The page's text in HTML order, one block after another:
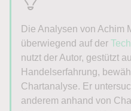
Die Analysen von Achim
überwiegend auf der
nutzt der Autor, gestützt
Handelserfahrung,
Chartanalyse. Er
anderem anhand von